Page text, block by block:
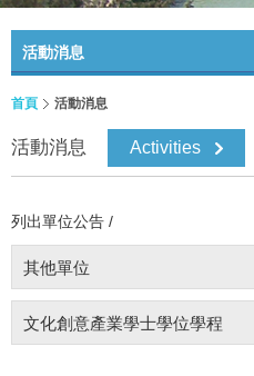
活動消息
首頁 活動消息
活動消息 Activities
列出單位公告 /
其他單位
文化創意產業學士學位學程